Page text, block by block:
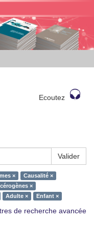
Ecoutez
Valider
×
Causalité ×
×
Adulte × Enfant ×
de recherche avancée